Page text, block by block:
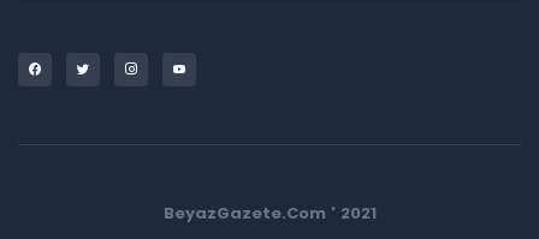
BeyazGazete.Com ' 2021